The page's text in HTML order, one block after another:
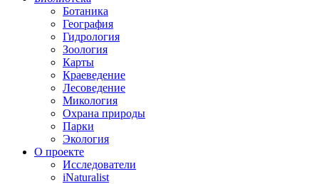
Ботаника
География
Гидрология
Зоология
Карты
Краеведение
Лесоведение
Микология
Охрана природы
Парки
Экология
О проекте
Исследователи
iNaturalist